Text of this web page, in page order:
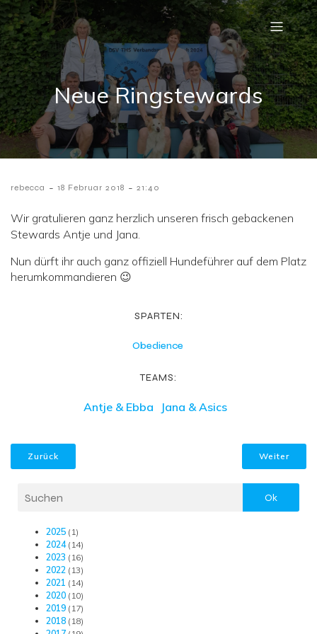
Neue Ringstewards
rebecca - 18 Februar 2018 - 21:40
Wir gratulieren ganz herzlich unseren frisch gebackenen
Stewards Antje und Jana.
Nun dürft ihr auch ganz offiziell Hundeführer auf dem Platz
herumkommandieren 😉
SPARTEN:
Obedience
TEAMS:
Antje & Ebba Jana & Asics
Zurück Weiter
Ok
2025 (1)
2024(14)
2023 (16)
2022 (13)
2021 (14)
2020 (10)
2019 (17)
2018 (18)